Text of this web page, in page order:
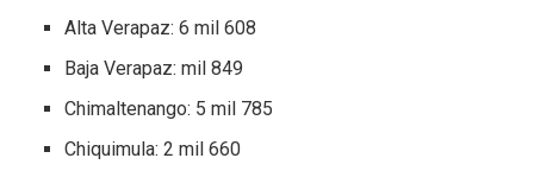
Alta Verapaz: 6 mil 608
Baja Verapaz: mil 849
Chimaltenango: 5 mil 785
Chiquimula: 2 mil 660